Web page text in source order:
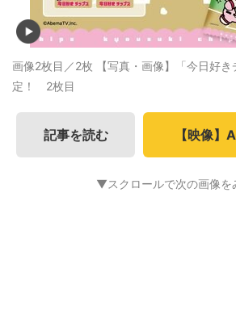
画像2枚目／2枚 【写真・画像】「今日好
定！ 2枚目
記事を読む 【映像】
▼スクロールで次の画像